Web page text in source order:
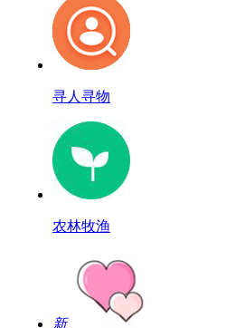
寻人寻物
农林牧渔
新